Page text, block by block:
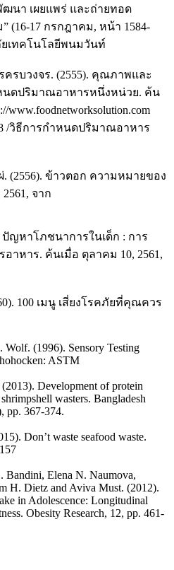
ฒนา เผยแพร่ และถ่ายทอด
(16-17 กรกฎาคม, หน้า 1584-
ยเทคโนโลยีพนมวันท์
รบวงจร. (2555). คุณภาพและ
นดปริมาณอาหารหนึ่งหน่วย. ค้น
/วิธีการกำหนดปริมาณอาหาร
(2556). ข้าวตอก ความหมายของ
จาก
ปัญหาโภชนาการในเด็ก : การ
าหาร. ค้นเมื่อ ตุลาคม 10, 2561,
100 เมนู เสี่ยงโรคภัยที่คุณควร
Wolf. (1996). Sensory Testing
ASTM
Development of protein
wasters. Bangladesh
pp. 367-374.
Don’t waste seafood waste.
Bandini, Elena N. Naumova,
H. Dietz and Aviva Must. (2012).
in Adolescence: Longitudinal
Obesity Research, 12, pp. 461-